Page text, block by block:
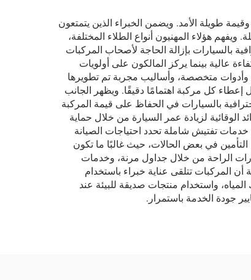
وقيمة طويلة الأمد. ويضمن الخبراء الذين يتمتعون
هؤلاء المهنيون أنواع الطلاء المختلفة،
بالسيارات بإزالة الحاجة لأصحاب المركبات
عالية بينما يركز المالكون على أولويات
وأدوات متخصصة، وأساليب مجربة تم تطويرها
إعطاء كل مركبة اهتمامًا دقيقًا. ويظهر الجانب
بالسيارات في الحفاظ على قيمة المركبة
لزيادة عمر السيارة من خلال حماية
خدمات تفتيش شاملة تحدد احتياجات الصيانة
في بعض الحالات، حيث غالبًا ما تكون
الراحة من خلال جداول مرنة، وخدمات
أن المركبات تتلقى عناية خبراء باستخدام
واستخدام منتجات صديقة للبيئة عند
جودة الخدمة باستمرار.